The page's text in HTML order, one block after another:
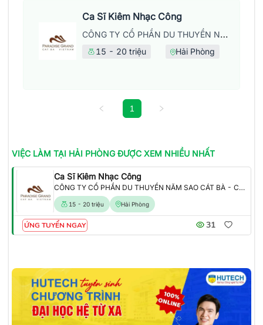
Ca Sĩ Kiêm Nhạc Công
CÔNG TY CỔ PHẦN DU THUYỀN NĂM SAO CÁT BÀ - CHI NHÁNH CÁT BÀ
15 - 20 triệu Hải Phòng
1
VIỆC LÀM TẠI HẢI PHÒNGĐƯỢC XEM NHIỀU NHẤT
Ca Sĩ Kiêm Nhạc Công
CÔNG TY CỔ PHẦN DU THUYỀN NĂM SAO CÁT BÀ - CHI NHÁNH CÁT BÀ
15 - 20 triệu Hải Phòng
ỨNG TUYỂN NGAY 31